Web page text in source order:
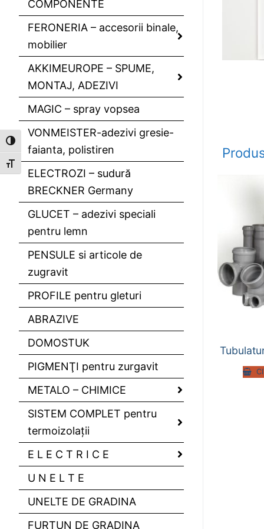
Toggle High Contrast
Toggle Font size
COMPONENTE
FERONERIA – accesorii binale,
mobilier
AKKIMEUROPE – SPUME,
MONTAJ, ADEZIVI
MAGIC – spray vopsea
VONMEISTER-adezivi gresie-
faianta, polistiren
ELECTROZI – sudură
BRECKNER Germany
GLUCET – adezivi speciali
pentru lemn
PENSULE si articole de
zugravit
PROFILE pentru gleturi
ABRAZIVE
DOMOSTUK
PIGMENŢI pentru zurgavit
METALO – CHIMICE
SISTEM COMPLET pentru
termoizolaţii
E L E C T R I C E
U N E L T E
UNELTE DE GRADINA
FURTUN DE GRADINA